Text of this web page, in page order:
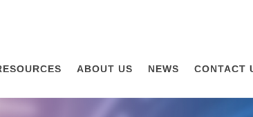
ABOUT US NEWS CONTACT